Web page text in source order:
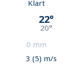
Klart
22°
20°
0 mm
3 (5) m/s